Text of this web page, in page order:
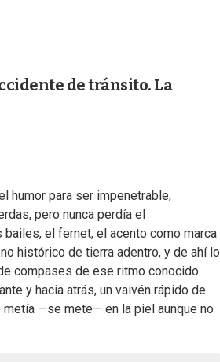
de tránsito. La
humor para ser impenetrable,
pero nunca perdía el
bailes, el fernet, el acento como marca
histórico de tierra adentro, y de ahí lo
compases de ese ritmo conocido
y hacia atrás, un vaivén rápido de
—se mete— en la piel aunque no